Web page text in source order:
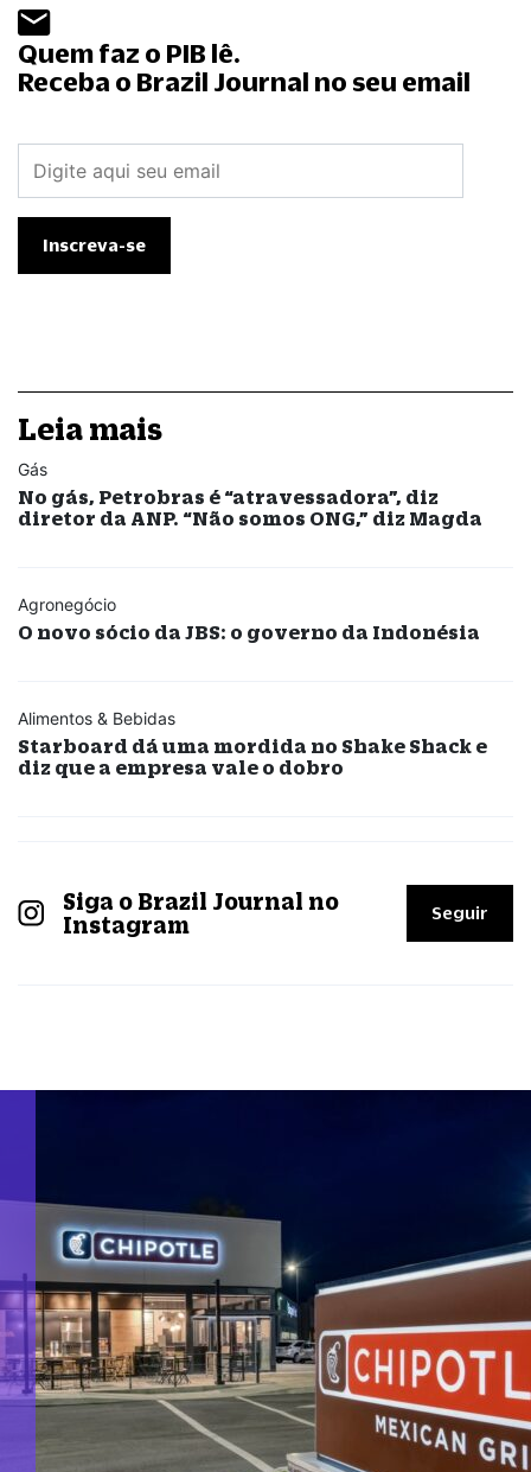
Quem faz o PIB lê.
Receba o Brazil Journal no seu email
Leia mais
Gás
No gás, Petrobras é “atravessadora”, diz
diretor da ANP. “Não somos ONG,” diz Magda
Agronegócio
O novo sócio da JBS: o governo da Indonésia
Alimentos & Bebidas
Starboard dá uma mordida no Shake Shack e
diz que a empresa vale o dobro
Siga o Brazil Journal no
Instagram
Seguir